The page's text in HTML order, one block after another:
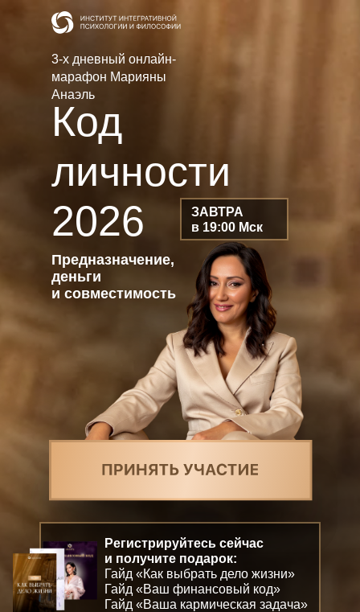
Код
личности
2026
Предназначение,
деньги
и совместимость
3-х дневный онлайн-
марафон Марияны
Анаэль
Регистрируйтесь сейчас
и получите подарок:
Гайд «Как выбрать дело жизни»
Гайд «Ваш финансовый код»
Гайд «Ваша кармическая задача»
ЗАВТРА
в 19:00 Мск